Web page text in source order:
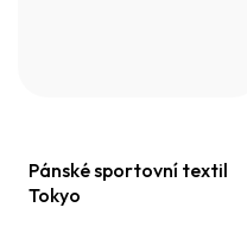
Pánské sportovní textil
Tokyo